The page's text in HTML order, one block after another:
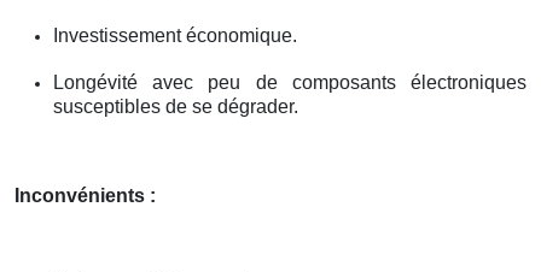
Investissement économique.
Longévité avec peu de composants électroniques
susceptibles de se dégrader.
Inconvénients :